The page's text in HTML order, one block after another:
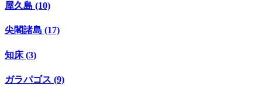
屋久島 (10)
尖閣諸島 (17)
知床 (3)
ガラパゴス (9)